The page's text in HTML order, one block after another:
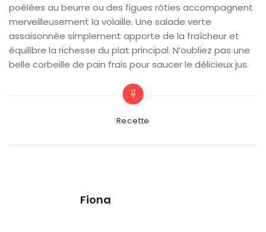
poêlées au beurre ou des figues rôties accompagnent
merveilleusement la volaille. Une salade verte
assaisonnée simplement apporte de la fraîcheur et
équilibre la richesse du plat principal. N’oubliez pas une
belle corbeille de pain frais pour saucer le délicieux jus.
Categories
Recette
Fiona